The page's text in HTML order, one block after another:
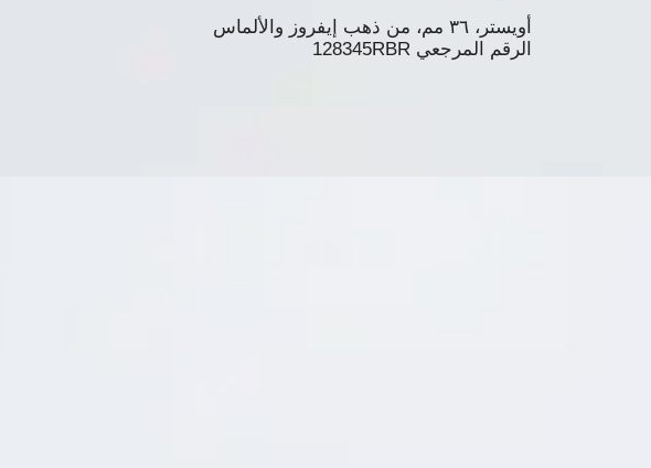
أويستر، ٣٦ مم، من ذهب إيفروز والألماس
الرقم المرجعي 128345RBR